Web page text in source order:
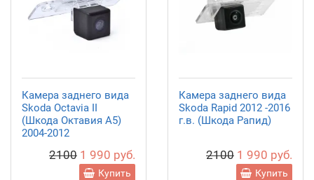
Камера заднего вида
Skoda Octavia II
(Шкода Октавия A5)
2004-2012
2100 1 990 руб.
Купить
Камера заднего вида
Skoda Rapid 2012 -2016
г.в. (Шкода Рапид)
2100 1 990 руб.
Купить